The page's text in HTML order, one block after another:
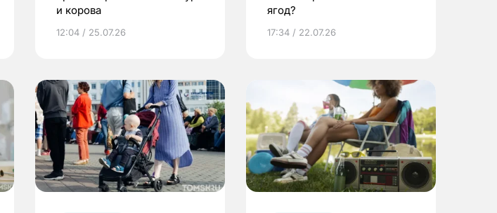
и корова
12:04 / 25.07.26
ягод?
17:34 / 22.07.26